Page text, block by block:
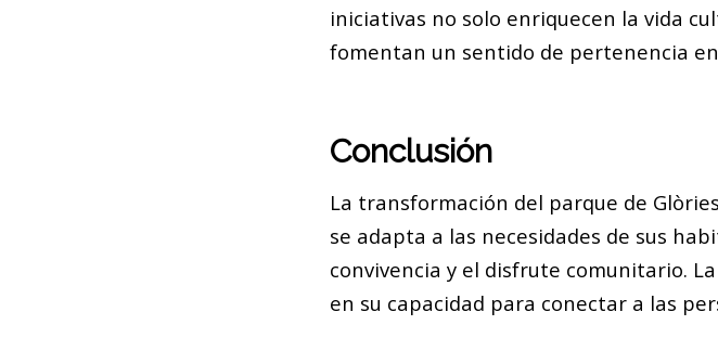
iniciativas no solo enriquecen la vida
fomentan un sentido de pertenencia
Conclusión
La transformación del parque de
se adapta a las necesidades de sus
convivencia y el disfrute comunitario.
en su capacidad para conectar a las